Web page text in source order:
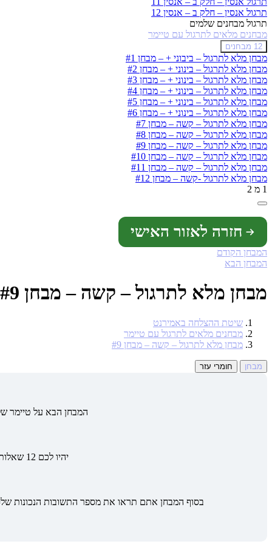
תרגול אנסין – חלק ב – אנסין 12
תרגול מבחנים שלמים
מבחנים מלאים לתרגול עם טיימר
צמצם
מבחנים
מלאים
לתרגול
עם
טיימר
12 מבחנים
מבחן מלא לתרגול – ביבוני + – מבחן #1
מבחן מלא לתרגול – בינוני + – מבחן #2
מבחן מלא לתרגול – בינוני + – מבחן #3
מבחן מלא לתרגול – בינוני + – מבחן #4
מבחן מלא לתרגול – בינוני + – מבחן #5
מבחן מלא לתרגול – בינוני + – מבחן #6
מבחן מלא לתרגול – קשה – מבחן #7
מבחן מלא לתרגול – קשה – מבחן #8
מבחן מלא לתרגול – קשה – מבחן #9
מבחן מלא לתרגול – קשה – מבחן #10
מבחן מלא לתרגול – קשה – מבחן #11
מבחן מלא לתרגול -קשה – מבחן #12
1 מ 2
חזרה לאזור האישי
המבחן הקודם
המבחן הבא
מבחן מלא לתרגול – קשה – מבחן #9
שיטת ההצלחה באמירנט
מבחנים מלאים לתרגול עם טיימר
מבחן מלא לתרגול – קשה – מבחן #9
מבחן חומרי עזר
המבחן הבא על טיימר של 39 דקות ל3 החלקים: השלמת משפטים, ניסוח מחדש, אנסין – כמו
יהיו לכם 12 שאלות של השלמת משפטים, 6 שאלות של ניסוח מחדש ו5 שאלות על אנסין.
בסוף המבחן אתם תראו את מספר התשובות הנכונות